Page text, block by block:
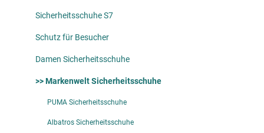
Sicherheitsschuhe S7
Schutz für Besucher
Damen Sicherheitsschuhe
>> Markenwelt Sicherheitsschuhe
PUMA Sicherheitsschuhe
Albatros Sicherheitsschuhe